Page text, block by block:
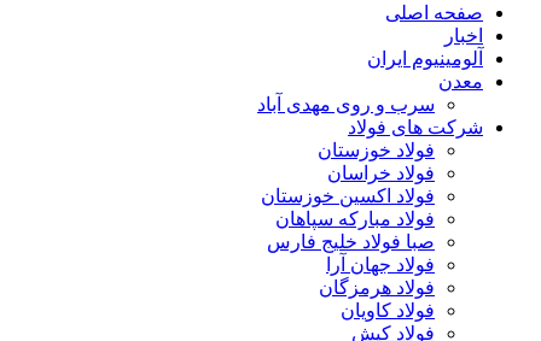
صفحه اصلی
اخبار
آلومینیوم ایران
معدن
سرب و روی مهدی آباد
شرکت های فولاد
فولاد خوزستان
فولاد خراسان
فولاد اکسین خوزستان
فولاد مبارکه سپاهان
صبا فولاد خلیج فارس
فولاد جهان آرا
فولاد هرمزگان
فولاد کاویان
فولاد کیش